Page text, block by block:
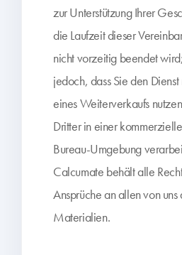
zur Unterstützung Ihrer
die Laufzeit dieser
nicht vorzeitig beendet
jedoch, dass Sie den
eines Weiterverkaufs
Dritter in einer
Bureau-Umgebung
Calcumate behält alle
Ansprüche an allen von
Materialien.